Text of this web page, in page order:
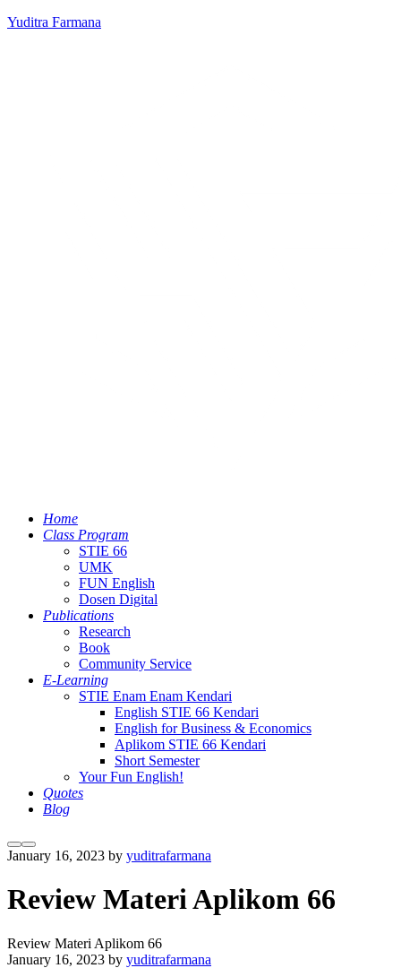
Yuditra Farmana
Home
Class Program
STIE 66
UMK
FUN English
Dosen Digital
Publications
Research
Book
Community Service
E-Learning
STIE Enam Enam Kendari
English STIE 66 Kendari
English for Business & Economics
Aplikom STIE 66 Kendari
Short Semester
Your Fun English!
Quotes
Blog
More
info
Main
menu
January 16, 2023 by yuditrafarmana
Review Materi Aplikom 66
Review Materi Aplikom 66
January 16, 2023 by yuditrafarmana